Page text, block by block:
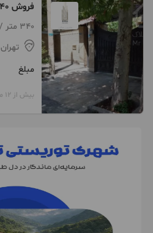
فروش 340 متر فرمانیه
340 متر / 7 اتاق / ساخت 1369
تهران
مبلغ
بیش از 12 ماه پیش